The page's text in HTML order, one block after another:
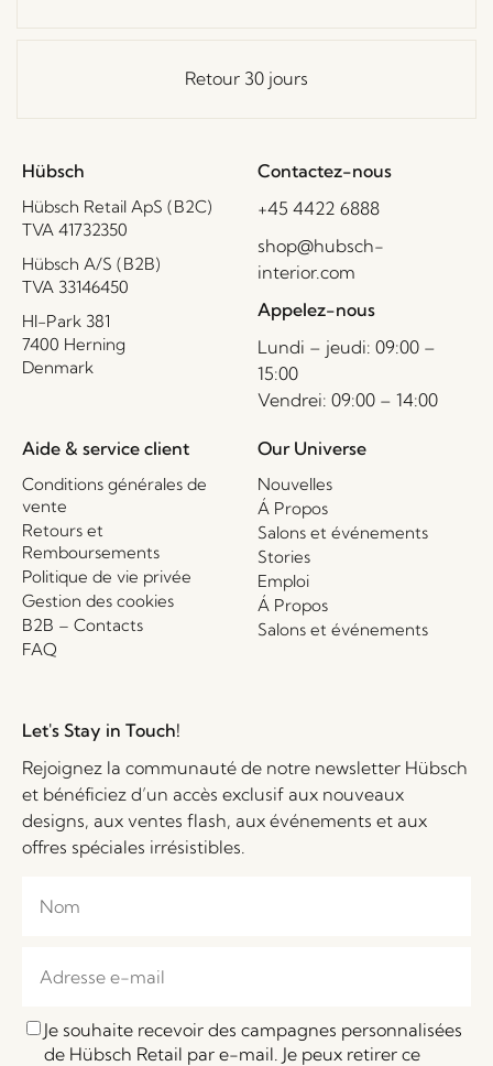
Retour 30 jours
Hübsch
Hübsch Retail ApS (B2C)
TVA 41732350
Hübsch A/S (B2B)
TVA 33146450
HI-Park 381
7400 Herning
Denmark
Contactez-nous
+45 4422 6888
shop@hubsch-
interior.com
Appelez-nous
Lundi – jeudi: 09:00 –
15:00
Vendrei: 09:00 – 14:00
Aide & service client
Conditions générales de
vente
Retours et
Remboursements
Politique de vie privée
Gestion des cookies
B2B – Contacts
FAQ
Our Universe
Nouvelles
Á Propos
Salons et événements
Stories
Emploi
Á Propos
Salons et événements
Let's Stay in Touch!
Rejoignez la communauté de notre newsletter Hübsch
et bénéficiez d’un accès exclusif aux nouveaux
designs, aux ventes flash, aux événements et aux
offres spéciales irrésistibles.
Je souhaite recevoir des campagnes personnalisées
de Hübsch Retail par e-mail. Je peux retirer ce